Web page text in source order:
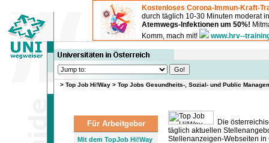
Kostenloses Corona-Immun-Kraft-
durch täglich 10-30 Minuten moderat
Atemwegs-Infektionen um 50%!
Komm, mach mit!
www.hrv--
> Top Job Hi!Way > Top Jobs Gesundheits-, Sozial- und Public
Für Arbeitgeber
Mit dem TopJob Hi!Way
Die
täglich aktuellen
Stellenanzeigen-Webseiten in